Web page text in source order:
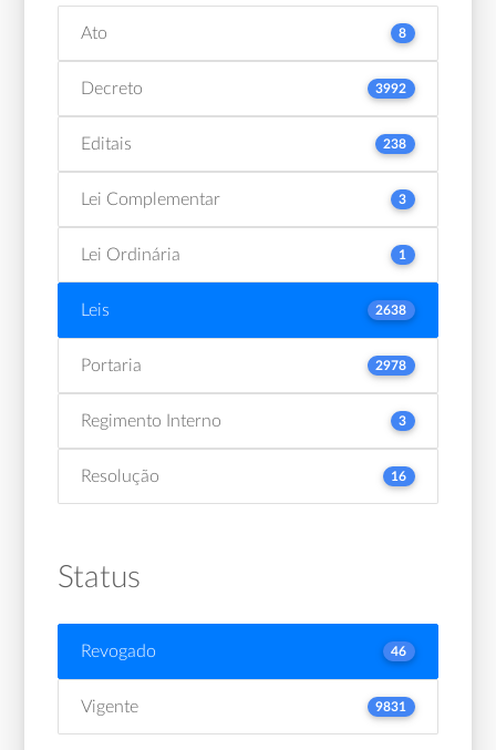
Ato 8
Decreto 3992
Editais 238
Lei Complementar 3
Lei Ordinária 1
Leis 2638
Portaria 2978
Regimento Interno 3
Resolução 16
Status
Revogado 46
Vigente 9831